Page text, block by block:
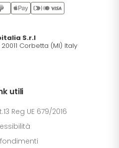
S.r.l
Corbetta (MI) Italy
utili
Reg UE 679/2016